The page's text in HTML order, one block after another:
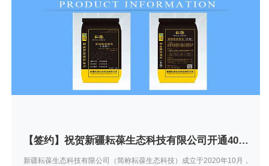
【签约】祝贺新疆耘葆生态科技有限公司开通4001788929服务热线欢迎咨询肥料
新疆耘葆生态科技有限公司（简称耘葆生态科技）成立于2020年10月，